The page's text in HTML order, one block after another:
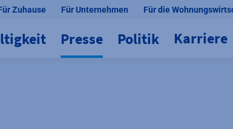
Zuhause Für Unternehmen Für die
Presse Politik Karriere